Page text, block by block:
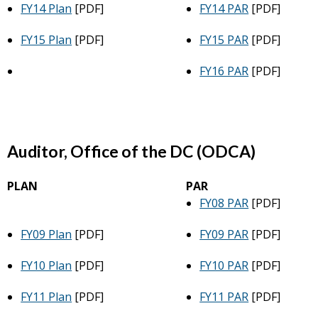
FY14 Plan [PDF] FY14 PAR [PDF]
FY15 Plan [PDF] FY15 PAR [PDF]
FY16 PAR [PDF]
Auditor, Office of the DC (ODCA)
PLAN
PAR
FY08 PAR [PDF]
FY09 Plan [PDF] FY09 PAR [PDF]
FY10 Plan [PDF] FY10 PAR [PDF]
FY11 Plan [PDF] FY11 PAR [PDF]